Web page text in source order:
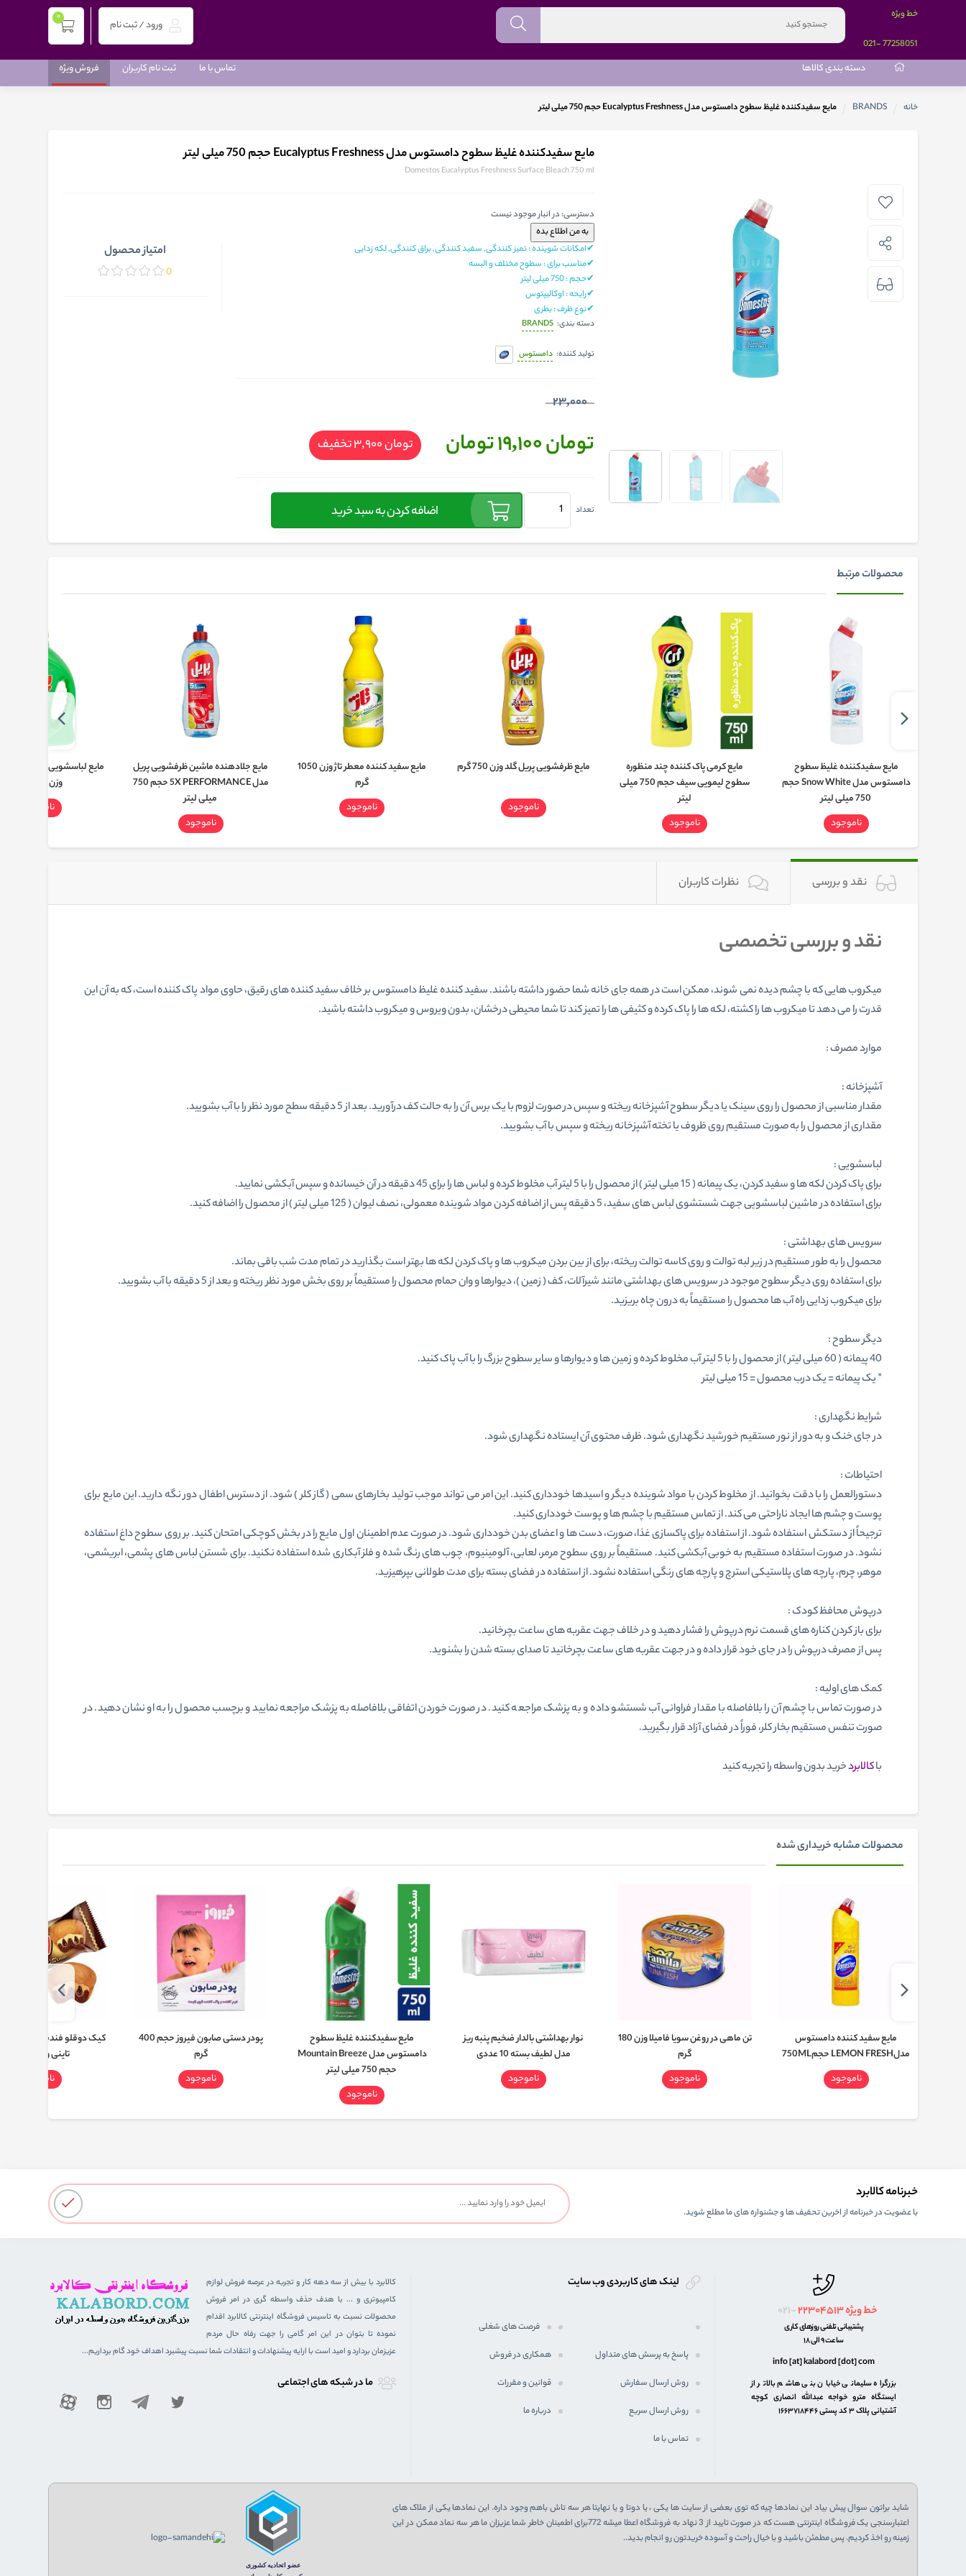
خط ویژه
77258051
-021
ورود / ثبت نام
0
دسته بندی کالاها تماس با ما ثبت نام کاربران فروش ویژه
خانه BRANDS مایع سفیدکننده غلیظ سطوح دامستوس مدل Eucalyptus Freshness حجم 750 میلی لیتر
مایع سفیدکننده غلیظ سطوح دامستوس مدل Eucalyptus Freshness حجم 750 میلی لیتر
Domestos Eucalyptus Freshness Surface Bleach 750 ml
دسترسی: در انبار موجود نیست
✔امکانات شوینده : تمیز کنندگی, سفید کنندگی, براق کنندگی, لکه زدایی
✔مناسب برای : سطوح مختلف و البسه
✔حجم : 750 میلی لیتر
✔رایحه : اوکالیپتوس
✔نوع ظرف : بطری
دسته بندی: BRANDS
تولید کننده: دامستوس
23,000
تومان 19,100 تومان تومان 3,900 تخفیف
تعداد اضافه کردن به سبد خرید
امتیاز محصول
0
محصولات مرتبط
مایع سفیدکننده غلیظ سطوح
دامستوس مدل Snow White حجم
750 میلی لیتر
ناموجود
مایع کرمی پاک کننده چند منظوره
سطوح لیمویی سیف حجم 750 میلی
لیتر
ناموجود
مایع ظرفشویی پریل گلد وزن 750 گرم
ناموجود
مایع سفید کننده معطر تاژ وزن 1050
گرم
ناموجود
مایع جلادهنده ماشین ظرفشویی پریل
مدل 5X PERFORMANCE حجم 750
میلی لیتر
ناموجود
مایع لباسشویی پرسیل مدل
وزن 900 گرم
ناموجود
نقد و بررسی نظرات کاربران
نقد و بررسی تخصصی
میکروب هایی که با چشم دیده نمی شوند، ممکن است در همه جای خانه شما حضور داشته باشند. سفید کننده غلیظ دامستوس بر خلاف سفید کننده های رقیق، حاوی مواد پاک کننده است، که به آن این
قدرت را می دهد تا میکروب ها را کشته، لکه ها را پاک کرده و کثیفی ها را تمیز کند تا شما محیطی درخشان، بدون ویروس و میکروب داشته باشید.
موارد مصرف :
آشپزخانه :
مقدار مناسبی از محصول را روی سینک یا دیگر سطوح آشپزخانه ریخته و سپس در صورت لزوم با یک برس آن را به حالت کف درآورید. بعد از 5 دقیقه سطح مورد نظر را با آب بشویید.
مقداری از محصول را به صورت مستقیم روی ظروف یا تخته آشپزخانه ریخته و سپس با آب بشویید.
لباسشویی :
برای پاک کردن لکه ها و سفید کردن، یک پیمانه ( 15 میلی لیتر ) از محصول را با 5 لیتر آب مخلوط کرده و لباس ها را برای 45 دقیقه در آن خیسانده و سپس آبکشی نمایید.
برای استفاده در ماشین لباسشویی جهت شستشوی لباس های سفید، 5 دقیقه پس از اضافه کردن مواد شوینده معمولی، نصف لیوان ( 125 میلی لیتر ) از محصول را اضافه کنید.
سرویس های بهداشتی :
محصول را به طور مستقیم در زیر لبه توالت و روی کاسه توالت ریخته، برای از بین بردن میکروب ها و پاک کردن لکه ها بهتر است بگذارید در تمام مدت شب باقی بماند.
برای استفاده روی دیگر سطوح موجود در سرویس های بهداشتی مانند شیرآلات، کف ( زمین )، دیوارها و وان حمام محصول را مستقیماً بر روی بخش مورد نظر ریخته و بعد از 5 دقیقه با آب بشویید.
برای میکروب زدایی راه آب ها محصول را مستقیماً به درون چاه بریزید.
دیگر سطوح :
40 پیمانه ( 60 میلی لیتر ) از محصول را با 5 لیتر آب مخلوط کرده و زمین ها و دیوارها و سایر سطوح بزرگ را با آب پاک کنید.
* یک پیمانه = یک درب محصول = 15 میلی لیتر
شرایط نگهداری :
در جای خنک و به دور از نور مستقیم خورشید نگهداری شود. ظرف محتوی آن ایستاده نگهداری شود.
احتیاطات :
دستورالعمل را با دقت بخوانید. از مخلوط کردن با مواد شوینده دیگر و اسیدها خودداری کنید. این امر می تواند موجب تولید بخارهای سمی ( گاز کلر ) شود. از دسترس اطفال دور نگه دارید. این مایع برای
پوست و چشم ها ایجاد ناراحتی می کند. از تماس مستقیم با چشم ها و پوست خودداری کنید.
ترجیحاً از دستکش استفاده شود. از استفاده برای پاکسازی غذا، صورت، دست ها و اعضای بدن خودداری شود. در صورت عدم اطمینان اول مایع را در بخش کوچکی امتحان کنید. بر روی سطوح داغ استفاده
نشود. در صورت استفاده مستقیم به خوبی آبکشی کنید. مستقیماً بر روی سطوح مرمر، لعابی، آلومینیوم، چوب های رنگ شده و فلز آبکاری شده استفاده نکنید. برای شستن لباس های پشمی، ابریشمی،
موهر، چرم، پارچه های پلاستیکی استرچ و پارچه های رنگی استفاده نشود. از استفاده در فضای بسته برای مدت طولانی بپرهیزید.
درپوش محافظ کودک :
برای باز کردن کناره های قسمت نرم درپوش را فشار دهید و در خلاف جهت عقربه های ساعت بچرخانید.
پس از مصرف درپوش را در جای خود قرار داده و در جهت عقربه های ساعت بچرخانید تا صدای بسته شدن را بشنوید.
کمک های اولیه :
در صورت تماس با چشم آن را بلافاصله با مقدار فراوانی آب شستشو داده و به پزشک مراجعه کنید. در صورت خوردن اتفاقی بلافاصله به پزشک مراجعه نمایید و برچسب محصول را به او نشان دهید. در
صورت تنفس مستقیم بخار کلر، فوراً در فضای آزاد قرار بگیرید.
باکالابردخرید بدون واسطه را تجربه کنید
محصولات مشابه خریداری شده
مایع سفید کننده دامستوس
مدلLEMON FRESH حجم750ML
ناموجود
تن ماهی در روغن سویا فامیلا وزن 180
گرم
ناموجود
نوار بهداشتی بالدار ضخیم پنبه ریز
مدل لطیف بسته 10 عددی
ناموجود
مایع سفیدکننده غلیظ سطوح
دامستوس مدل Mountain Breeze
حجم 750 میلی لیتر
ناموجود
پودر دستی صابون فیروز حجم 400
گرم
ناموجود
کیک دوقلو فندقی شیرین
تاینی وزن 60 گرم
ناموجود
خبرنامه کالابرد
با عضویت در خبرنامه از اخرین تحفیف ها و جشنواره های ما مطلع شوید.
021- خط ویژه22304513
پشتیبانی تلفنی روزهای کاری
ساعت 9 الی 18
info [at] kalabord [dot] com
بزرگراه سلیمانی خیابان بنی هاشم بالاتر از
ایستگاه مترو خواجه عبدالله انصاری کوچه
آشتیانی پلاک ۳ کد پستی ۱۶۶۳۷۱۸۴۴۶
لینک های کاربردی وب سایت
فرصت های شغلی
پاسخ به پرسش های متداول
همکاری در فروش
روش ارسال سفارش
قوانین و مقررات
روش ارسال سریع
درباره ما
تماس با ما
کالابرد با بیش از سه دهه کار و تجربه در عرصه فروش لوازم
کامپیوتری و ... با هدف حذف واسطه گری در امر فروش
محصولات نسبت به تاسیس فروشگاه اینترنتی کالابرد اقدام
نموده تا بتوان در این امر گامی را جهت رفاه حال مردم
عزیزمان بردارد و امید است با ارایه پیشنهادات و انتقادات شما نسبت پیشبرد اهداف خود گام برداریم...
ما در شبكه های اجتماعی
شاید براتون سوال پیش بیاد این نمادها چیه که توی بعضی از سایت ها یکی ، یا دوتا و یا نهایتا هر سه تاش باهم وجود داره. این نمادها یکی از ملاک های
اعتبارسنجی یک فروشگاه اینترنتی هست که در صورت تایید از 3 نهاد به فروشگاه اعطا میشه 772برای اطمینان خاطر شما عزیزان ما هر سه نماد ممکن در این
زمینه رو اخذ کردیم. پس مطمئن باشید و با خیال راحت و آسوده خریدتون رو انجام بدید..